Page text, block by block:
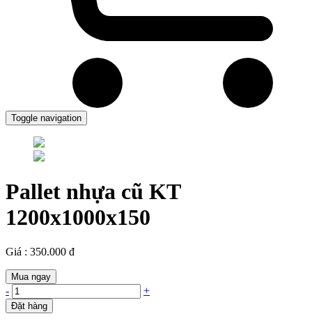
Toggle navigation
Pallet nhựa cũ KT
1200x1000x150
Giá : 350.000 đ
Mua ngay
- +
Đặt hàng